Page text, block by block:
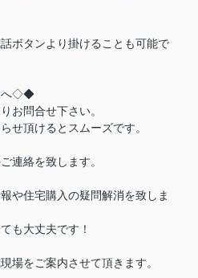
ボタンより掛けることも可能で
へ◇◆
お問合せ下さい。
せ頂けるとスムーズです。
連絡を致します。
や住宅購入の疑問解消を致しま
も大丈夫です！
場をご案内させて頂きます。